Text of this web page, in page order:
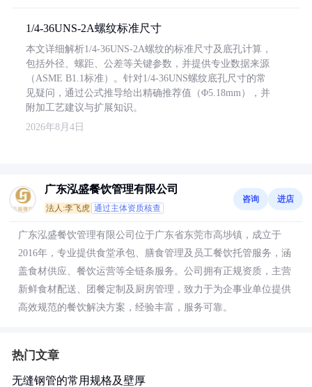
1/4-36UNS-2A螺纹标准尺寸
本文详细解析1/4-36UNS-2A螺纹的标准尺寸及底孔计算，
包括外径、螺距、公差等关键参数，并提供专业数据来源
（ASME B1.1标准）。针对1/4-36UNS螺纹底孔尺寸的常
见疑问，通过公式推导给出精确推荐值（Φ5.18mm），并
附加工艺建议与扩展知识。
2026年8月4日
广东泓盛餐饮管理有限公司
法人:李飞虎 通过主体资质核查
咨询 进店
广东泓盛餐饮管理有限公司位于广东省东莞市高埗镇，成立于
2016年，专业提供食堂承包、膳食管理及员工餐饮托管服务，涵
盖食材供应、餐饮运营等全链条服务。公司拥有正规资质，主营
新鲜食材配送、团餐定制及厨房管理，致力于为企事业单位提供
高效规范的餐饮解决方案，经验丰富，服务可靠。
热门文章
无缝钢管的常用规格及壁厚